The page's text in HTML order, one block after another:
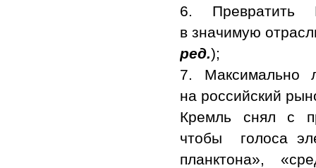
6. Превратить
в значимую
ред.);
7. Максимально
на российский
Кремль снял с
чтобы голоса
планктона»,